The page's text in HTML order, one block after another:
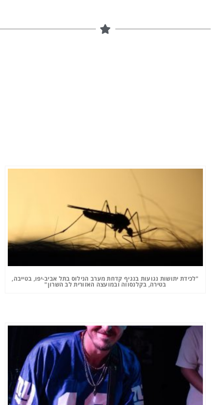
"לכידת יתושות נגועות בנגיף קדחת מערב הנילוס בתל אביב-יפו, בטייבה,
בטירה, בקלנסווה ובמועצה האזורית לב השרון"